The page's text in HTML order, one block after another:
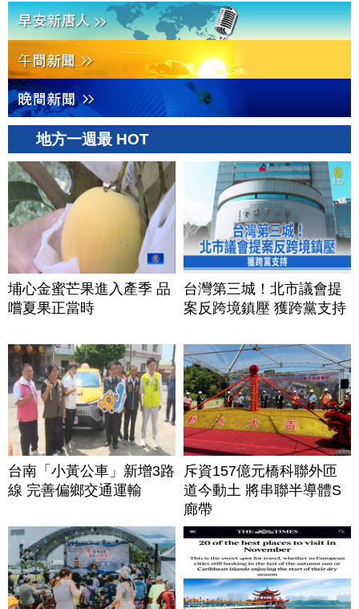
地方一週最 HOT
埔心金蜜芒果進入產季 品
嚐夏果正當時
台灣第三城！北市議會提
案反跨境鎮壓 獲跨黨支持
台南「小黃公車」新增3路
線 完善偏鄉交通運輸
斥資157億元橋科聯外匝
道今動土 將串聯半導體S
廊帶